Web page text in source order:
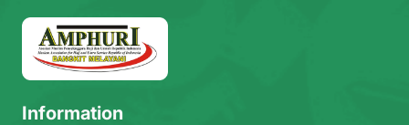
Information